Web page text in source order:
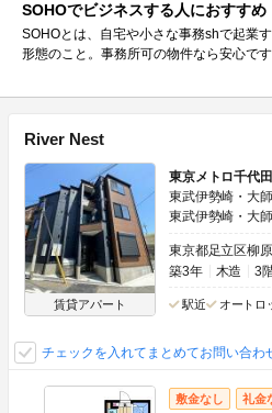
SOHOでビジネスする人におすすめ
SOHOとは、自宅や小さな事務shで起業
形態のこと。事務所可の物件なら安心です
River Nest
賃貸アパート
東京メトロ千代
東武伊勢崎・大
東武伊勢崎・大
東京都足立区柳
築3年
木造 3
駅近 オートロ
チェックを入れてまとめてお問い合わ
敷金なし 礼金